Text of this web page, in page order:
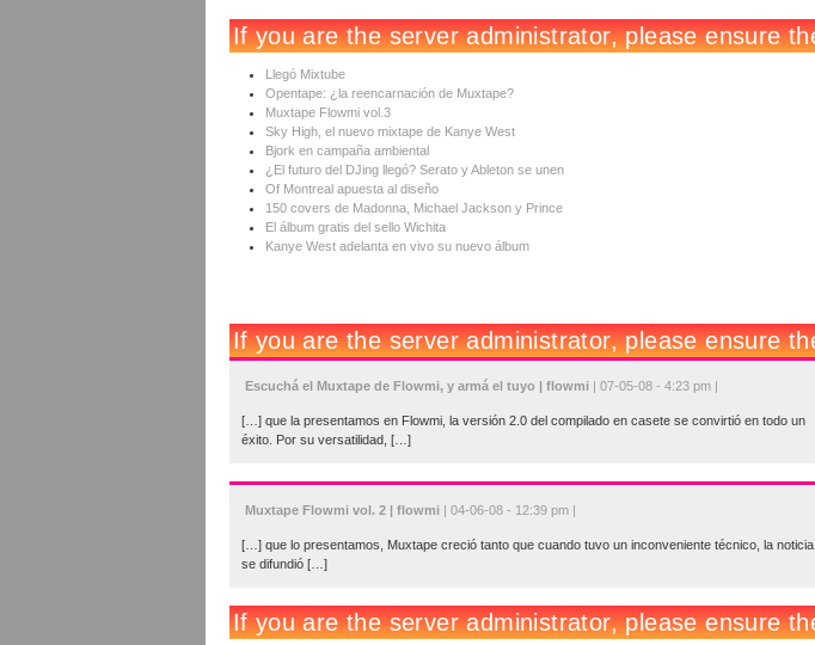
Llegó Mixtube
Opentape: ¿la reencarnación de Muxtape?
Muxtape Flowmi vol.3
Sky High, el nuevo mixtape de Kanye West
Bjork en campaña ambiental
¿El futuro del DJing llegó? Serato y Ableton se unen
Of Montreal apuesta al diseño
150 covers de Madonna, Michael Jackson y Prince
El álbum gratis del sello Wichita
Kanye West adelanta en vivo su nuevo álbum
Escuchá el Muxtape de Flowmi, y armá el tuyo | flowmi | 07-05-08 - 4:23 pm |
[…] que la presentamos en Flowmi, la versión 2.0 del compilado en casete se convirtió en todo un
éxito. Por su versatilidad, […]
Muxtape Flowmi vol. 2 | flowmi | 04-06-08 - 12:39 pm |
[…] que lo presentamos, Muxtape creció tanto que cuando tuvo un inconveniente técnico, la noticia
se difundió […]